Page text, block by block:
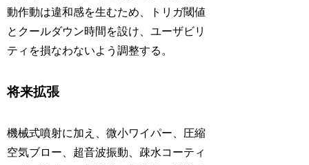
動作動は違和感を生むため、トリガ閾値
とクールダウン時間を設け、ユーザビリ
ティを損なわないよう調整する。
将来拡張
機械式噴射に加え、微小ワイパー、圧縮
空気ブロー、超音波振動、疎水コーティ